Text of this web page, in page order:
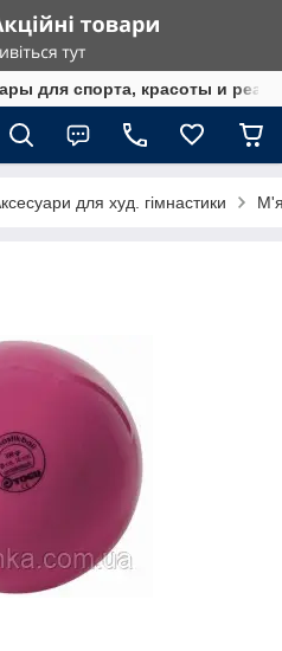
для спорта, красоты и
для худ. гімнастики